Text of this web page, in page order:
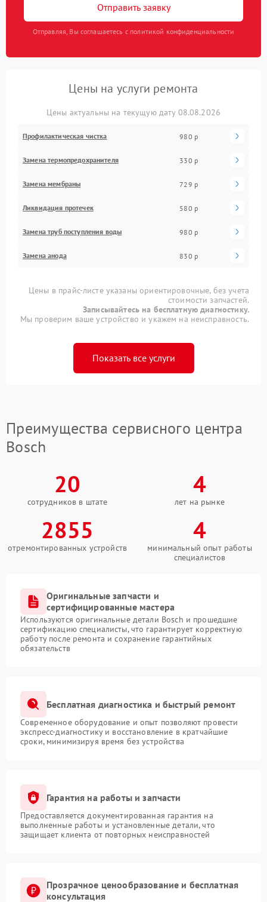
Отправить заявку
Отправляя, Вы соглашаетесь с политикой конфиденциальности
Цены на услуги ремонта
Цены актуальны на текущую дату 08.08.2026
Профилактическая чистка 980 р
Замена термопредохранителя 330 р
Замена мембраны 729 р
Ликвидация протечек 580 р
Замена труб поступления воды 980 р
Замена анода 830 р
Цены в прайс-листе указаны ориентировочные, без учета
стоимости запчастей.
Записывайтесь на бесплатную диагностику.
Мы проверим ваше устройство и укажем на неисправность.
Показать все услуги
Преимущества сервисного центра
Bosch
20
сотрудников в штате
4
лет на рынке
2855
отремонтированных устройств
4
минимальный опыт работы
специалистов
Оригинальные запчасти и
сертифицированные мастера
Используются оригинальные детали Bosch и прошедшие
сертификацию специалисты, что гарантирует корректную
работу после ремонта и сохранение гарантийных
обязательств
Бесплатная диагностика и быстрый ремонт
Современное оборудование и опыт позволяют провести
экспресс-диагностику и восстановление в кратчайшие
сроки, минимизируя время без устройства
Гарантия на работы и запчасти
Предоставляется документированная гарантия на
выполненные работы и установленные детали, что
защищает клиента от повторных неисправностей
Прозрачное ценообразование и бесплатная
консультация